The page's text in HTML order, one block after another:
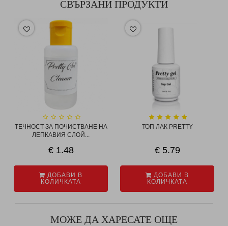
СВЪРЗАНИ ПРОДУКТИ
ТЕЧНОСТ ЗА ПОЧИСТВАНЕ НА
ЛЕПКАВИЯ СЛОЙ...
€ 1.48
ДОБАВИ В
КОЛИЧКАТА
ТОП ЛАК PRETTY
€ 5.79
ДОБАВИ В
КОЛИЧКАТА
МОЖЕ ДА ХАРЕСАТЕ ОЩЕ